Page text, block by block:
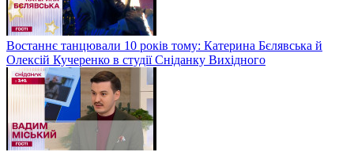
Востаннє танцювали 10 років тому: Катерина Бєлявська й
Олексій Кучеренко в студії Сніданку Вихідного